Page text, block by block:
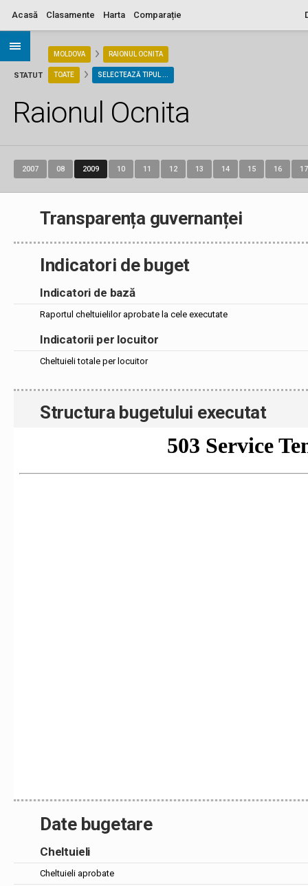
Acasă Clasamente Harta Comparație
STATUT
MOLDOVA RAIONUL OCNITA
TOATE SELECTEAZĂ TIPUL ...
Raionul Ocnita
2007 08 2009 10 11 12 13 14 15 16 17
Transparența guvernanței
Indicatori de buget
Indicatori de bază
Raportul cheltuielilor aprobate la cele executate
Indicatorii per locuitor
Cheltuieli totale per locuitor
Structura bugetului executat
Date bugetare
Cheltuieli
Cheltuieli aprobate